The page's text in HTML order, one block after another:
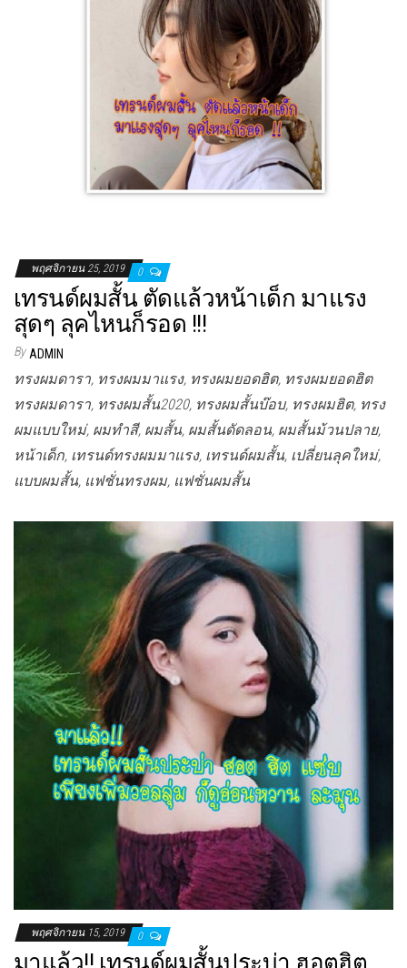
พฤศจิกายน 25, 2019 0
เทรนด์ผมสั้น ตัดแล้วหน้าเด็ก มาแรง
สุดๆ ลุคไหนก็รอด !!!
By ADMIN
ทรงผมดารา, ทรงผมมาแรง, ทรงผมยอดฮิต, ทรงผมยอดฮิต
ทรงผมดารา, ทรงผมสั้น2020, ทรงผมสั้นบ๊อบ, ทรงผมฮิต, ทรง
ผมแบบใหม่, ผมทำสี, ผมสั้น, ผมสั้นดัดลอน, ผมสั้นม้วนปลาย,
หน้าเด็ก, เทรนด์ทรงผมมาแรง, เทรนด์ผมสั้น, เปลี่ยนลุคใหม่,
แบบผมสั้น, แฟชั่นทรงผม, แฟชั่นผมสั้น
พฤศจิกายน 15, 2019 0
มาแล้ว!! เทรนด์ผมสั้นประบ่า ฮอตฮิต